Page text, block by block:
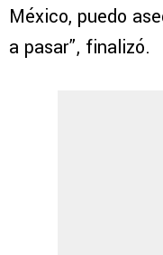
México, puedo
a pasar”, finalizó.